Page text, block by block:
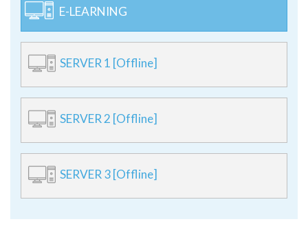
E-LEARNING
SERVER 1 [Offline]
SERVER 2 [Offline]
SERVER 3 [Offline]